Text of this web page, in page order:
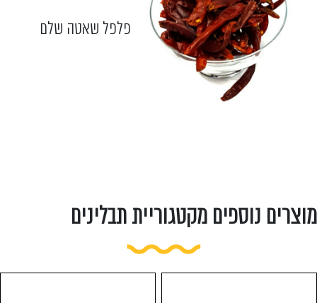
פלפל שאטה שלם
מוצרים נוספים מקטגוריית תבלינים